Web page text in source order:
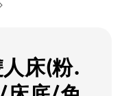
床(粉.